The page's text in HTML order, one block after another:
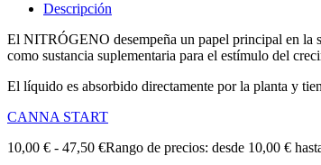
Descripción
El NITRÓGENO desempeña un papel principal en la
como sustancia suplementaria para el estímulo del
El líquido es absorbido directamente por la planta y
CANNA START
10,00 € - 47,50 €Rango de precios: desde 10,00 €